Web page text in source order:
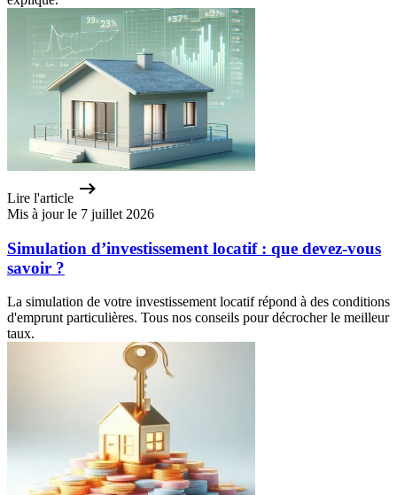
Lire l'article
Mis à jour le 7 juillet 2026
Simulation d’investissement locatif : que devez-vous
savoir ?
La simulation de votre investissement locatif répond à des conditions
d'emprunt particulières. Tous nos conseils pour décrocher le meilleur
taux.